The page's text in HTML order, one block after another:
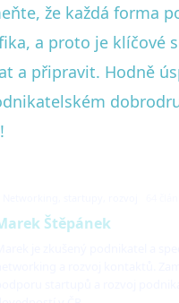
že každá forma
a proto je klíčové
a připravit. Hodně
Štěpánek